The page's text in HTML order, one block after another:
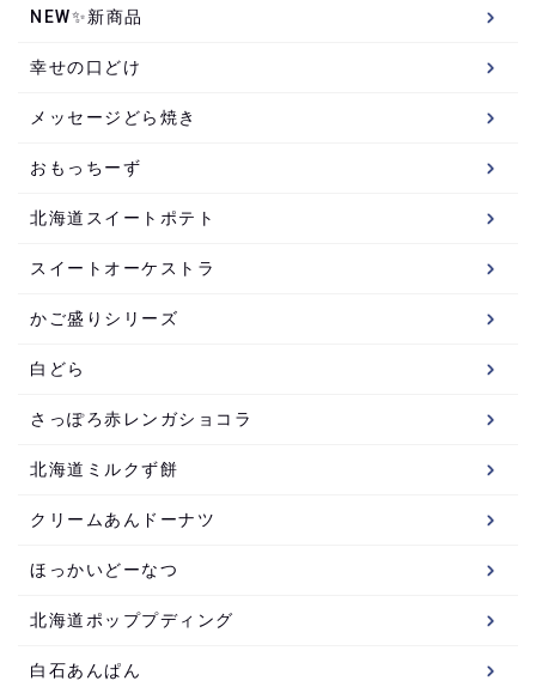
NEW✨新商品
幸せの口どけ
メッセージどら焼き
おもっちーず
北海道スイートポテト
スイートオーケストラ
かご盛りシリーズ
白どら
さっぽろ赤レンガショコラ
北海道ミルクず餅
クリームあんドーナツ
ほっかいどーなつ
北海道ポッププディング
白石あんぱん